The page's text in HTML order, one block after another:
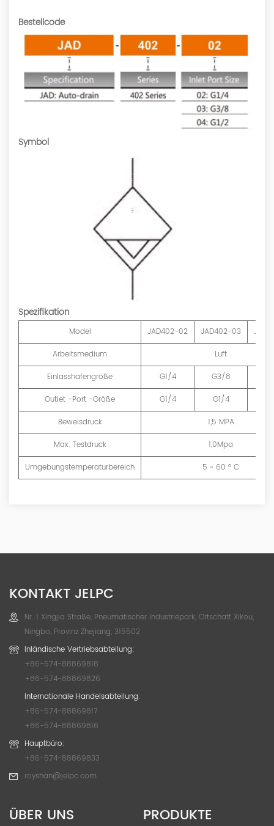
Bestellcode
Symbol
Spezifikation
Model JAD402-02 JAD402-03
Arbeitsmedium
Luft
Einlasshafengröße
G1/4 G3/8
Outlet -Port -Größe
G1/4 G1/4
Beweisdruck
1,5 MPA
Max. Testdruck
1,0Mpa
Umgebungstemperaturbereich
5 ~ 60 ° C
KONTAKT JELPC
Nr. 1 Xingjia Straße, Pneumatischer Industriepark, Ortschaft Xikou,
Ningbo, Provinz Zhejiang, 315502
Inländische Vertriebsabteilung:
+86-574-88869818
+86-574-88869826
Internationale Handelsabteilung:
+86-574-88869817
+86-574-88869816
Hauptbüro:
+86-574-88869833
royshan@jelpc.com
ÜBER UNS PRODUKTE